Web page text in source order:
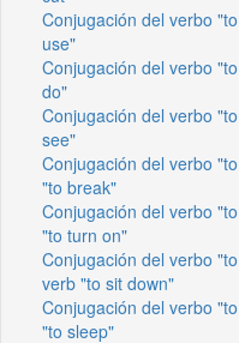
Conjugación del verbo
use"
Conjugación del verbo
do"
Conjugación del verbo
see"
Conjugación del verbo
"to break"
Conjugación del verbo
"to turn on"
Conjugación del verbo
verb "to sit down"
Conjugación del verbo
"to sleep"